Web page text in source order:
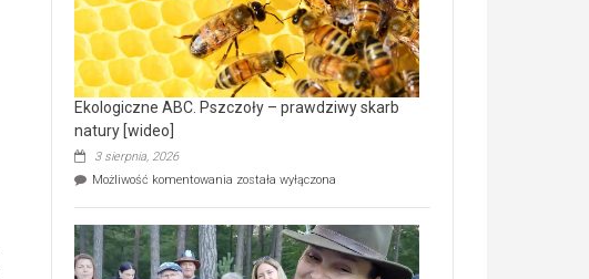
15,6
mln
na
modernizację
oczyszczalni
ścieków
[wideo]
Ekologiczne ABC. Pszczoły – prawdziwy skarb
natury [wideo]
3 sierpnia, 2026
Możliwość komentowania Ekologiczne
–
prawdziwy
skarb
została wyłączona